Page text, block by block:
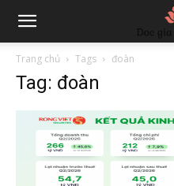
Trang chủ Tags đoàn
Tag: đoàn